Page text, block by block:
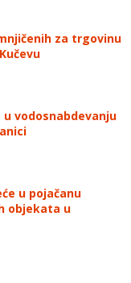
za trgovinu
vodosnabdevanju
u pojačanu
objekata u